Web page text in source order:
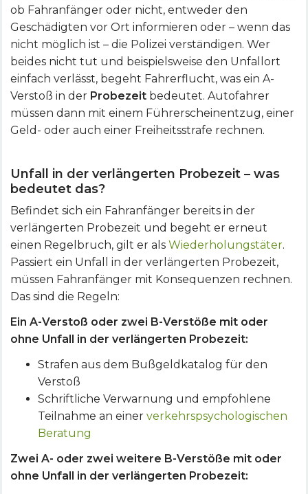
ob Fahranfänger oder nicht, entweder den
Geschädigten vor Ort informieren oder – wenn das
nicht möglich ist – die Polizei verständigen. Wer
beides nicht tut und beispielsweise den Unfallort
einfach verlässt, begeht Fahrerflucht, was ein A-
Verstoß in der Probezeit bedeutet. Autofahrer
müssen dann mit einem Führerscheinentzug, einer
Geld- oder auch einer Freiheitsstrafe rechnen.
Unfall in der verlängerten Probezeit – was
bedeutet das?
Befindet sich ein Fahranfänger bereits in der
verlängerten Probezeit und begeht er erneut
einen Regelbruch, gilt er als Wiederholungstäter.
Passiert ein Unfall in der verlängerten Probezeit,
müssen Fahranfänger mit Konsequenzen rechnen.
Das sind die Regeln:
Ein A-Verstoß oder zwei B-Verstöße mit oder
ohne Unfall in der verlängerten Probezeit:
Strafen aus dem Bußgeldkatalog für den
Verstoß
Schriftliche Verwarnung und empfohlene
Teilnahme an einer verkehrspsychologischen
Beratung
Zwei A- oder zwei weitere B-Verstöße mit oder
ohne Unfall in der verlängerten Probezeit: